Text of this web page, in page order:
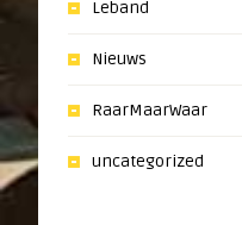
Leband
Nieuws
RaarMaarWaar
uncategorized